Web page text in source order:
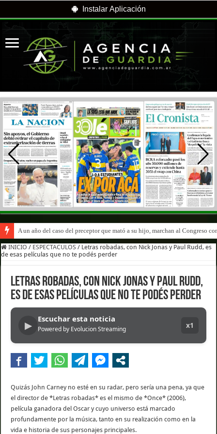
Instalar Aplicación
A un año del caso del preceptor que mató a su hijo, marchan al Congreso
INICIO / ESPECTACULOS / Letras robadas, con Nick Jonas y Paul Rudd, es
de esas películas que no te podés perder
Letras robadas, con Nick Jonas y Paul Rudd,
es de esas películas que no te podés perder
▶
Escuchar esta noticia
Powered by Evolucion Streaming x1
Quizás John Carney no esté en su radar, pero sería una pena, ya que
el director de *Letras robadas* es el mismo de *Once* (2006),
película ganadora del Oscar y cuyo universo está marcado
profundamente por la música, tanto en su realización como en la
vida e historia de sus personajes principales.